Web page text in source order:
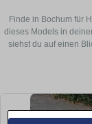
Finde in Bochum für
dieses Models in
siehst du auf einen